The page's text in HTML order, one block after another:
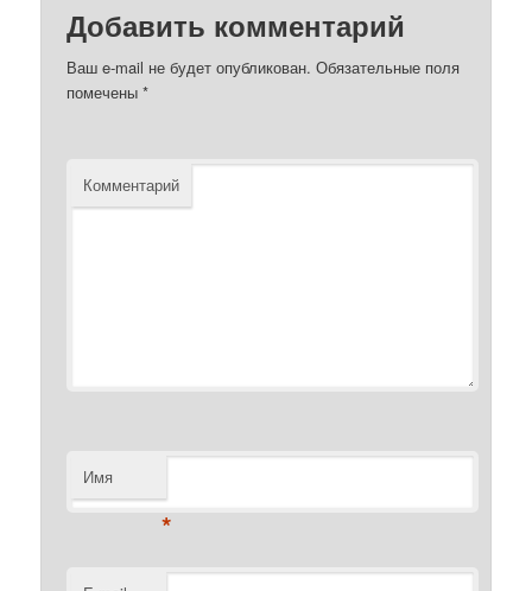
Добавить комментарий
Ваш e-mail не будет опубликован. Обязательные поля
помечены*
Комментарий
Имя
*